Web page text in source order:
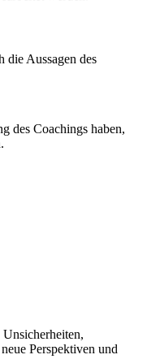
die Aussagen des
des Coachings haben,
Perspektiven und